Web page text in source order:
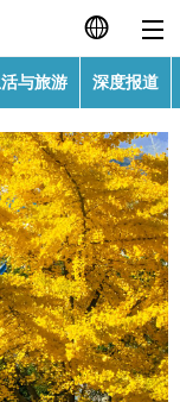
日本語
English
繁體字
Français
Español
العربية
与旅游 深度报道